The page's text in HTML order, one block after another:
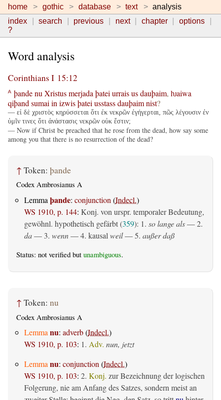
home gothic database text
analysis
index
search previous next chapter
options
?
Word analysis
Corinthians I 15:12
A þandenu Xristusmerjada þatei urraisusdauþaim, ƕaiwa
qiþand sumai in izwisþatei usstassdauþaimnist?
— εἰ δὲ χριστὸς κηρύσσεται ὅτι ἐκ νεκρῶν ἐγήγερται, πῶς λέγουσιν ἐν
ὑμῖν τινες ὅτι ἀνάστασις νεκρῶν οὐκ ἔστιν;
— Now if Christ be preached that he rose from the dead, how say some
among you that there is no resurrection of the dead?
↑ Token: þande
Codex Ambrosianus A
Lemma þande: conjunction (Indecl.)
WS 1910, p. 144: Konj. von urspr. temporaler Bedeutung,
gewöhnl. hypothetisch gefärbt (359): 1. so lange als— 2.
da— 3. wenn— 4. kausal weil— 5. außer daß
Status: not verified but unambiguous.
↑ Token: nu
Codex Ambrosianus A
Lemma nu: adverb(Indecl.)
WS 1910, p. 103: 1. Adv. nun, jetzt
Lemma nu: conjunction (Indecl.)
WS 1910, p. 103: 2. Konj. zur Bezeichnung der logischen
Folgerung, nie am Anfang des Satzes, sondern meist an